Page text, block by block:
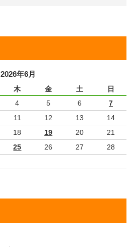
2026年6月
木 金 土
日
4 5 6
7
11 12 13
14
18 19 20
21
25 26 27
28